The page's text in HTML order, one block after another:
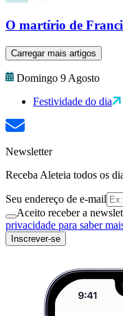
O martírio de
Carregar mais artigos
Domingo 9 Agosto
Festividade do dia
Newsletter
Receba Aleteia todos os
Seu endereço de e-mail
Aceito receber a
privacidade para saber
Inscrever-se